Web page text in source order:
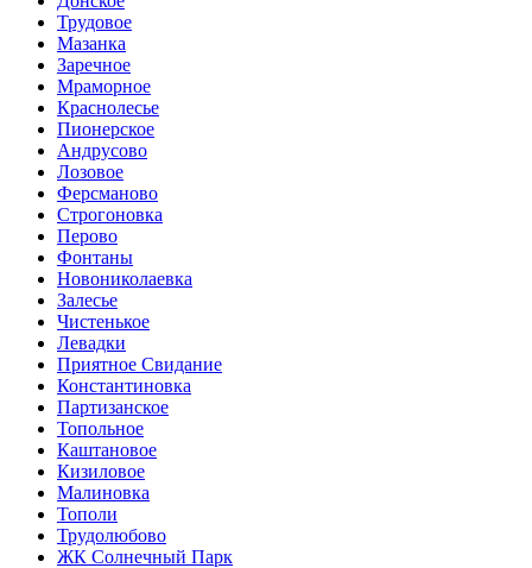
Трудовое
Мазанка
Заречное
Мраморное
Краснолесье
Пионерское
Андрусово
Лозовое
Ферсманово
Строгоновка
Перово
Фонтаны
Новониколаевка
Залесье
Чистенькое
Левадки
Приятное Свидание
Константиновка
Партизанское
Топольное
Каштановое
Кизиловое
Малиновка
Тополи
Трудолюбово
ЖК Солнечный Парк